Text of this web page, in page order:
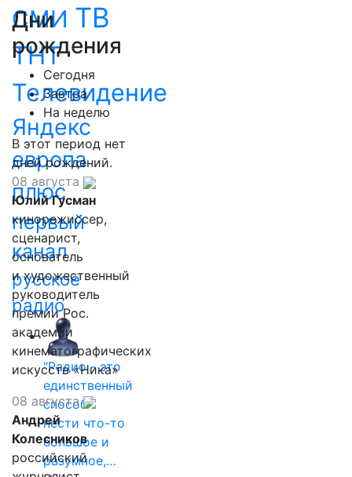
СМИ ТВ
ТНТ
Телевидение
Яндекс
европа
плюс
первый
канал
русское
радио
"Радио - это
единственный
способ
нести что-то
большое и
разумное,…
Дни
рождения
Сегодня
Завтра
На неделю
В этот период нет
дней рождений.
08 августа
Юлий Гусман
кинорежиссер,
сценарист,
основатель
и художественный
руководитель
премии Рос.
академии
кинематографических
искусств «Ника»
08 августа
Андрей
Колесников
российский